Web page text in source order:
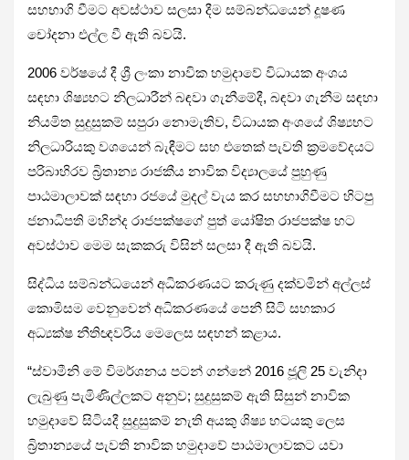
සහභාගි වීමට අවස්ථාව සලසා දීම සම්බන්ධයෙන් දූෂණ
චෝදනා එල්ල වී ඇති බවයි.
2006 වර්ෂයේ දී ශ්‍රී ලංකා නාවික හමුදාවේ විධායක අංශය
සඳහා ශිෂ්‍යභට නිලධාරීන් බඳවා ගැනීමේදී, බඳවා ගැනීම සඳහා
නියමිත සුදුසුකම් සපුරා නොමැතිව, විධායක අංශයේ ශිෂ්‍යභට
නිලධාරියකු වශයෙන් බැඳීමට සහ එතෙක් පැවති ක්‍රමවේදයට
පරිබාහිරව බ්‍රිතාන්‍ය රාජකීය නාවික විද්‍යාලයේ පුහුණු
පාඨමාලාවක් සඳහා රජයේ මුදල් වැය කර සහභාගිවීමට හිටපු
ජනාධිපති මහින්ද රාජපක්ෂගේ පුත් යෝෂිත රාජපක්ෂ හට
අවස්ථාව මෙම සැකකරු විසින් සලසා දී ඇති බවයි.
සිද්ධිය සම්බන්ධයෙන් අධිකරණයට කරුණු දක්වමින් අල්ලස්
කොමිසම වෙනුවෙන් අධිකරණයේ පෙනී සිටි සහකාර
අධ්‍යක්ෂ නීතිඥවරිය මෙලෙස සඳහන් කළාය.
“ස්වාමීනි මේ විමර්ශනය පටන් ගන්නේ 2016 ජූලි 25 වැනිදා
ලැබුණු පැමිණිල්ලකට අනුව; සුදුසුකම් ඇති සිසුන් නාවික
හමුදාවේ සිටියදී සුදුසුකම් නැති අයකු ශිෂ්‍ය භටයකු ලෙස
බ්‍රිතාන්‍යයේ පැවති නාවික හමුදාවේ පාඨමාලාවකට යවා